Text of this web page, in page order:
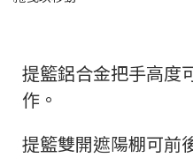
提籃鋁合金把手高度
作。
提籃雙開遮陽棚可前